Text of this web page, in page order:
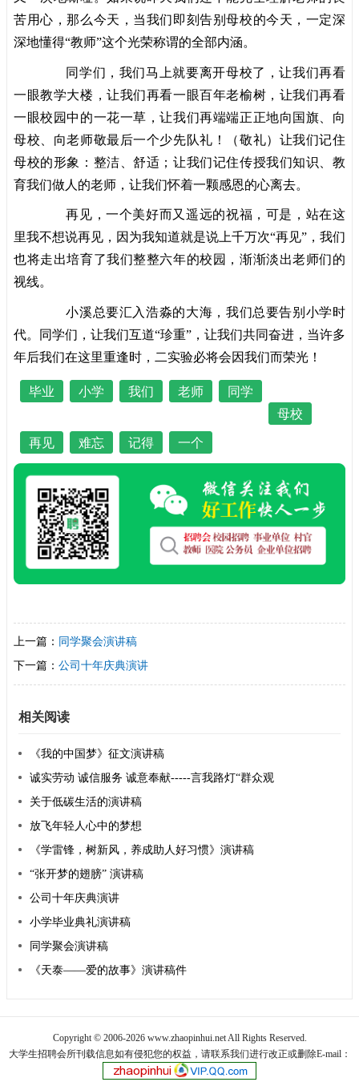
苦用心，那么今天，当我们即刻告别母校的今天，一定深
深地懂得“教师”这个光荣称谓的全部内涵。
同学们，我们马上就要离开母校了，让我们再看
一眼教学大楼，让我们再看一眼百年老榆树，让我们再看
一眼校园中的一花一草，让我们再端端正正地向国旗、向
母校、向老师敬最后一个少先队礼！（敬礼）让我们记住
母校的形象：整洁、舒适；让我们记住传授我们知识、教
育我们做人的老师，让我们怀着一颗感恩的心离去。
再见，一个美好而又遥远的祝福，可是，站在这
里我不想说再见，因为我知道就是说上千万次“再见”，我们
也将走出培育了我们整整六年的校园，渐渐淡出老师们的
视线。
小溪总要汇入浩淼的大海，我们总要告别小学时
代。同学们，让我们互道“珍重”，让我们共同奋进，当许多
年后我们在这里重逢时，二实验必将会因我们而荣光！
毕业 小学 我们 老师
同学
母校
再见 难忘 记得 一个
上一篇： 同学聚会演讲稿
下一篇： 公司十年庆典演讲
相关阅读
《我的中国梦》征文演讲稿
诚实劳动 诚信服务 诚意奉献-----言我路灯“群众观
关于低碳生活的演讲稿
放飞年轻人心中的梦想
《学雷锋，树新风，养成助人好习惯》演讲稿
“张开梦的翅膀” 演讲稿
公司十年庆典演讲
小学毕业典礼演讲稿
同学聚会演讲稿
《天泰——爱的故事》演讲稿件
Copyright © 2006-2026 www.zhaopinhui.net All Rights Reserved.
大学生招聘会所刊载信息如有侵犯您的权益，请联系我们进行改正或删除E-mail：